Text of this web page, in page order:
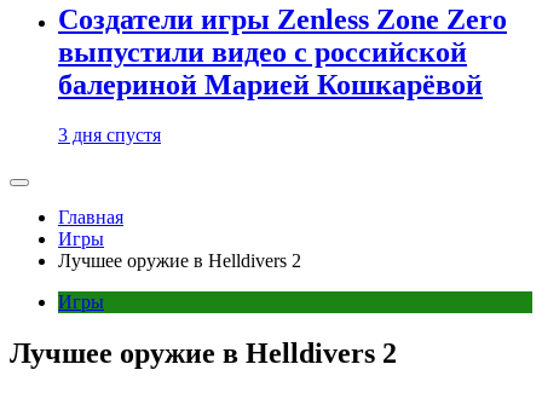
Создатели игры Zenless Zone Zero
выпустили видео с российской
балериной Марией Кошкарёвой
3 дня спустя
Главная
Игры
Лучшее оружие в Helldivers 2
Игры
Лучшее оружие в Helldivers 2